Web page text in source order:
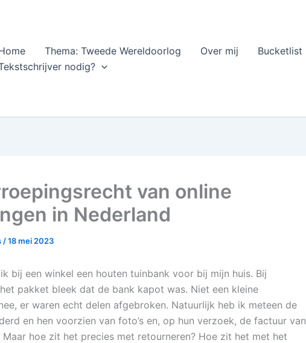
Thema: Tweede Wereldoorlog Over mij Bucketlist
nodig?
van online
in Nederland
/18 mei 2023
bij een winkel een houten tuinbank voor bij mijn huis. Bij
pakket bleek dat de bank kapot was. Niet een kleine
er waren echt delen afgebroken. Natuurlijk heb ik meteen de
en hen voorzien van foto’s en, op hun verzoek, de factuur van
Maar hoe zit het precies met retourneren? Hoe zit het met het